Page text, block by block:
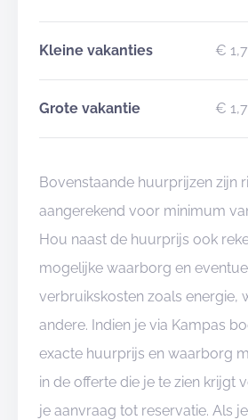
Kleine vakanties €
Grote vakantie €
Bovenstaande huurprijzen zijn
aangerekend voor minimum
Hou naast de huurprijs ook
mogelijke waarborg en
verbruikskosten zoals energie,
andere. Indien je via Kampas
exacte huurprijs en waarborg
in de offerte die je te zien krijgt
je aanvraag tot reservatie. Als